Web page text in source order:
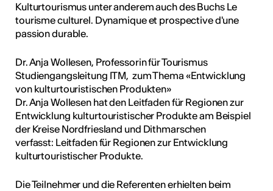
Kulturtourismus unter anderem auch des Buchs Le
tourisme culturel. Dynamique et prospective d'une
passion durable.
Dr. Anja Wollesen, Professorin für Tourismus
Studiengangsleitung ITM, zum Thema «Entwicklung
von kulturtouristischen Produkten»
Dr. Anja Wollesen hat den Leitfaden für Regionen zur
Entwicklung kulturtouristischer Produkte am Beispiel
der Kreise Nordfriesland und Dithmarschen
verfasst: Leitfaden für Regionen zur Entwicklung
kulturtouristischer Produkte.
Die Teilnehmer und die Referenten erhielten beim